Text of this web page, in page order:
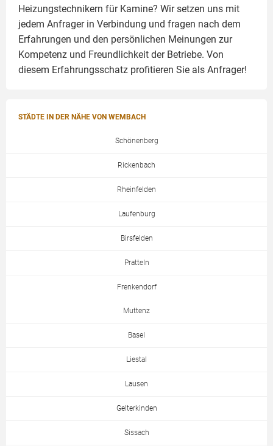
Heizungstechnikern für Kamine? Wir setzen uns mit
jedem Anfrager in Verbindung und fragen nach dem
Erfahrungen und den persönlichen Meinungen zur
Kompetenz und Freundlichkeit der Betriebe. Von
diesem Erfahrungsschatz profitieren Sie als Anfrager!
STÄDTE IN DER NÄHE VON WEMBACH
Schönenberg
Rickenbach
Rheinfelden
Laufenburg
Birsfelden
Pratteln
Frenkendorf
Muttenz
Basel
Liestal
Lausen
Gelterkinden
Sissach